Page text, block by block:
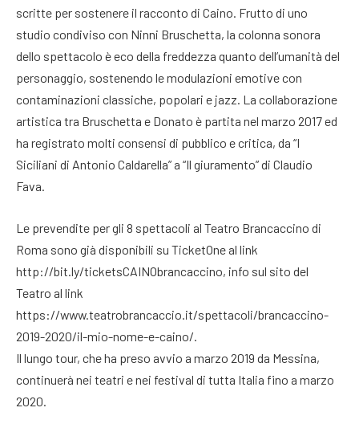
scritte per sostenere il racconto di Caino. Frutto di uno
studio condiviso con Ninni Bruschetta, la colonna sonora
dello spettacolo è eco della freddezza quanto dell’umanità del
personaggio, sostenendo le modulazioni emotive con
contaminazioni classiche, popolari e jazz. La collaborazione
artistica tra Bruschetta e Donato è partita nel marzo 2017 ed
ha registrato molti consensi di pubblico e critica, da “I
Siciliani di Antonio Caldarella” a “Il giuramento” di Claudio
Fava.
Le prevendite per gli 8 spettacoli al Teatro Brancaccino di
Roma sono già disponibili su TicketOne al link
http://bit.ly/ticketsCAINObrancaccino, info sul sito del
Teatro al link
https://www.teatrobrancaccio.it/spettacoli/brancaccino-
2019-2020/il-mio-nome-e-caino/.
Il lungo tour, che ha preso avvio a marzo 2019 da Messina,
continuerà nei teatri e nei festival di tutta Italia fino a marzo
2020.